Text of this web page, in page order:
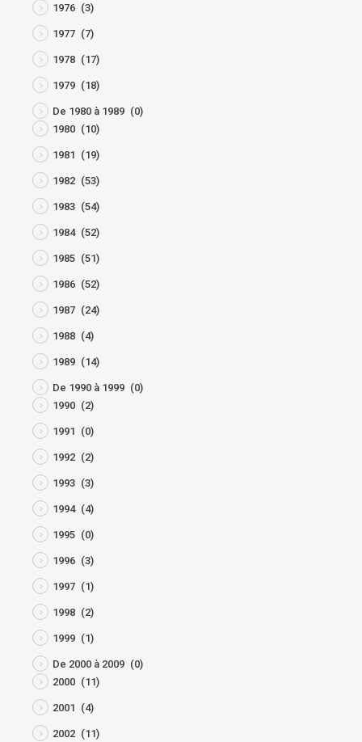
1976 (3)
1977 (7)
1978 (17)
1979 (18)
De 1980 à 1989 (0)
1980 (10)
1981 (19)
1982 (53)
1983 (54)
1984 (52)
1985 (51)
1986 (52)
1987 (24)
1988 (4)
1989 (14)
De 1990 à 1999 (0)
1990 (2)
1991 (0)
1992 (2)
1993 (3)
1994 (4)
1995 (0)
1996 (3)
1997 (1)
1998 (2)
1999 (1)
De 2000 à 2009 (0)
2000 (11)
2001 (4)
2002 (11)